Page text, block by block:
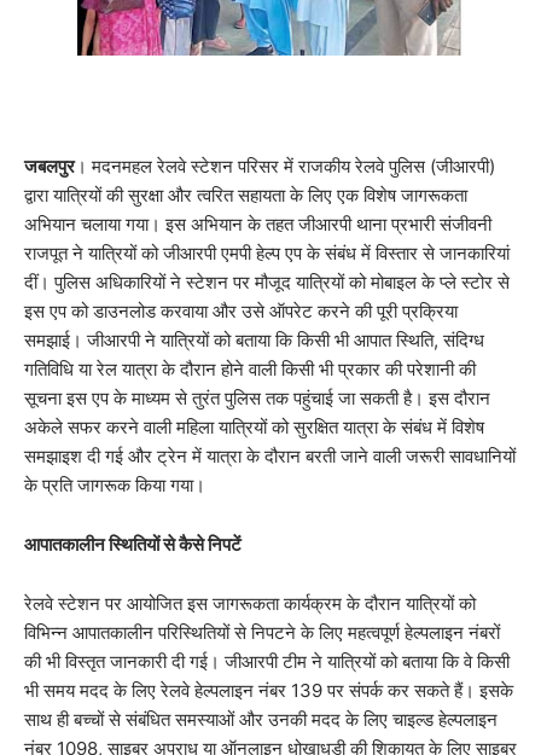
जबलपुर। मदनमहल रेलवे स्टेशन परिसर में राजकीय रेलवे पुलिस (जीआरपी)
द्वारा यात्रियों की सुरक्षा और त्वरित सहायता के लिए एक विशेष जागरूकता
अभियान चलाया गया। इस अभियान के तहत जीआरपी थाना प्रभारी संजीवनी
राजपूत ने यात्रियों को जीआरपी एमपी हेल्प एप के संबंध में विस्तार से जानकारियां
दीं। पुलिस अधिकारियों ने स्टेशन पर मौजूद यात्रियों को मोबाइल के प्ले स्टोर से
इस एप को डाउनलोड करवाया और उसे ऑपरेट करने की पूरी प्रक्रिया
समझाई। जीआरपी ने यात्रियों को बताया कि किसी भी आपात स्थिति, संदिग्ध
गतिविधि या रेल यात्रा के दौरान होने वाली किसी भी प्रकार की परेशानी की
सूचना इस एप के माध्यम से तुरंत पुलिस तक पहुंचाई जा सकती है। इस दौरान
अकेले सफर करने वाली महिला यात्रियों को सुरक्षित यात्रा के संबंध में विशेष
समझाइश दी गई और ट्रेन में यात्रा के दौरान बरती जाने वाली जरूरी सावधानियों
के प्रति जागरूक किया गया।
​आपातकालीन स्थितियों से कैसे निपटें
रेलवे स्टेशन पर आयोजित इस जागरूकता कार्यक्रम के दौरान यात्रियों को
विभिन्न आपातकालीन परिस्थितियों से निपटने के लिए महत्वपूर्ण हेल्पलाइन नंबरों
की भी विस्तृत जानकारी दी गई। जीआरपी टीम ने यात्रियों को बताया कि वे किसी
भी समय मदद के लिए रेलवे हेल्पलाइन नंबर 139 पर संपर्क कर सकते हैं। इसके
साथ ही बच्चों से संबंधित समस्याओं और उनकी मदद के लिए चाइल्ड हेल्पलाइन
नंबर 1098, साइबर अपराध या ऑनलाइन धोखाधड़ी की शिकायत के लिए साइबर